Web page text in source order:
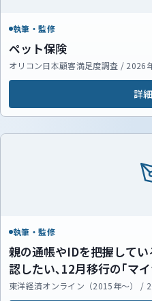
執筆・監修
ペット保険
オリコン日本顧客満足度調査 / 2026
詳
執筆・監修
親の通帳やIDを把握して
認したい､12月移行の｢マ
の全対策
東洋経済オンライン（2015年～） /